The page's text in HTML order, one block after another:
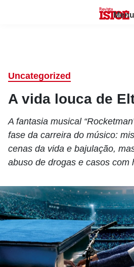
Menu
Uncategorized
A vida louca de
A fantasia musical
fase da carreira do músico:
cenas da vida e bajulação,
abuso de drogas e casos com